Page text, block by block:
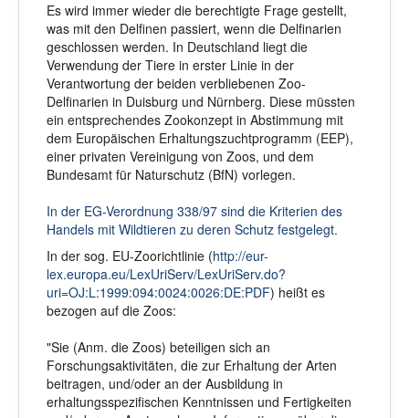
Es wird immer wieder die berechtigte Frage gestellt,
was mit den Delfinen passiert, wenn die Delfinarien
geschlossen werden. In Deutschland liegt die
Verwendung der Tiere in erster Linie in der
Verantwortung der beiden verbliebenen Zoo-
Delfinarien in Duisburg und Nürnberg. Diese müssten
ein entsprechendes Zookonzept in Abstimmung mit
dem Europäischen Erhaltungszuchtprogramm (EEP),
einer privaten Vereinigung von Zoos, und dem
Bundesamt für Naturschutz (BfN) vorlegen.
In der EG-Verordnung 338/97 sind die Kriterien des
Handels mit Wildtieren zu deren Schutz festgelegt.
In der sog. EU-Zoorichtlinie (http://eur-
lex.europa.eu/LexUriServ/LexUriServ.do?
uri=OJ:L:1999:094:0024:0026:DE:PDF) heißt es
bezogen auf die Zoos:
"Sie (Anm. die Zoos) beteiligen sich an
Forschungsaktivitäten, die zur Erhaltung der Arten
beitragen, und/oder an der Ausbildung in
erhaltungsspezifischen Kenntnissen und Fertigkeiten